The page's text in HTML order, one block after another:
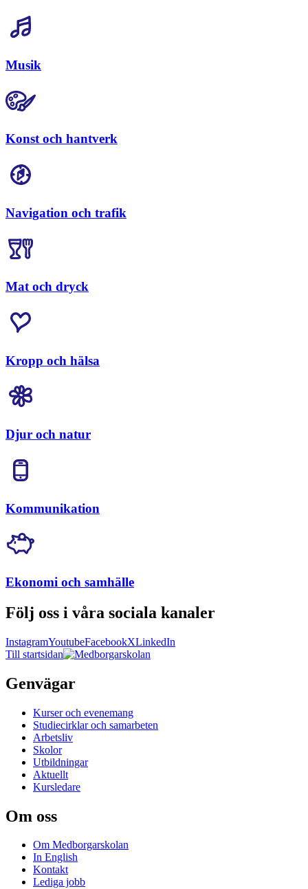
Musik
Konst och hantverk
Navigation och trafik
Mat och dryck
Kropp och hälsa
Djur och natur
Kommunikation
Ekonomi och samhälle
Följ oss i våra sociala kanaler
InstagramYoutubeFacebookXLinkedIn
Till startsidan
Genvägar
Kurser och evenemang
Studiecirklar och samarbeten
Arbetsliv
Skolor
Utbildningar
Aktuellt
Kursledare
Om oss
Om Medborgarskolan
In English
Kontakt
Lediga jobb